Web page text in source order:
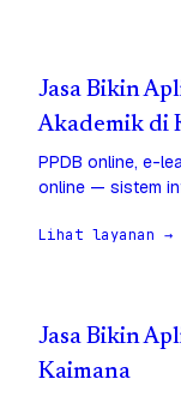
Jasa Bikin
Akademik di
PPDB online, e-
online — sistem
Lihat layanan →
Jasa Bikin
Kaimana